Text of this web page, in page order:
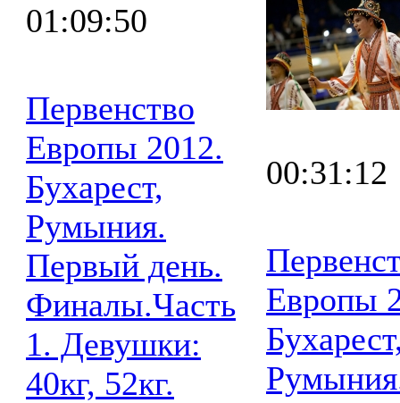
01:09:50
Первенство
Европы 2012.
Бухарест,
Румыния.
Первый день.
Финалы.Часть
1. Девушки:
40кг, 52кг.
00:31:12
Европы